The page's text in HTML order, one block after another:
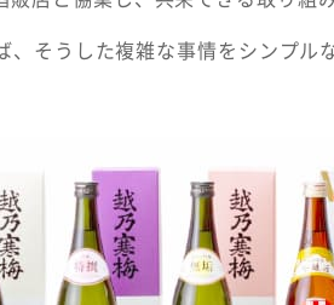
そうした複雑な事情をシンプル